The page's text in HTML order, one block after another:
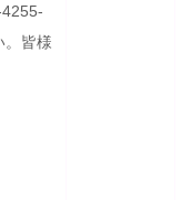
。皆様